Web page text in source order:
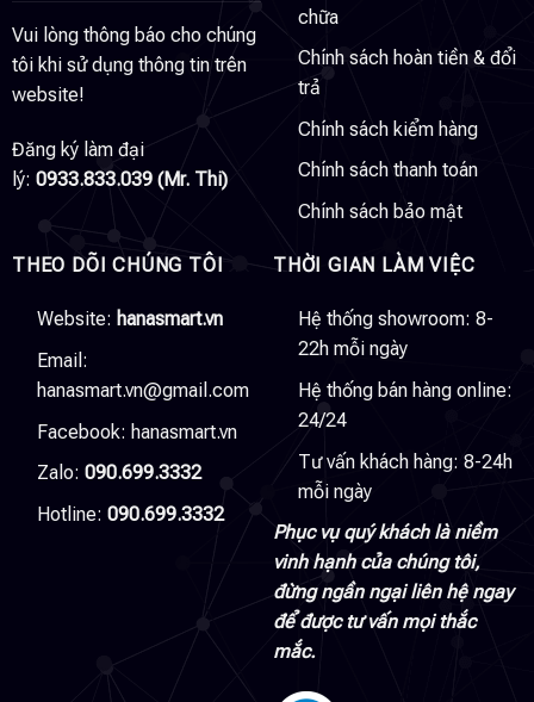
Vui lòng thông báo cho chúng
tôi khi sử dụng thông tin trên
website!
Đăng ký làm đại
lý: 0933.833.039 (Mr. Thi)
chữa
Chính sách hoàn tiền & đổi
trả
Chính sách kiểm hàng
Chính sách thanh toán
Chính sách bảo mật
THEO DÕI CHÚNG TÔI
Website: hanasmart.vn
Email:
hanasmart.vn@gmail.com
Facebook: hanasmart.vn
Zalo: 090.699.3332
Hotline: 090.699.3332
THỜI GIAN LÀM VIỆC
Hệ thống showroom: 8-
22h mỗi ngày
Hệ thống bán hàng online:
24/24
Tư vấn khách hàng: 8-24h
mỗi ngày
Phục vụ quý khách là niềm
vinh hạnh của chúng tôi,
đừng ngần ngại liên hệ ngay
để được tư vấn mọi thắc
mắc.